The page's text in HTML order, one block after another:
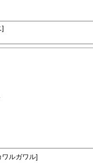
]
ワルガワル]